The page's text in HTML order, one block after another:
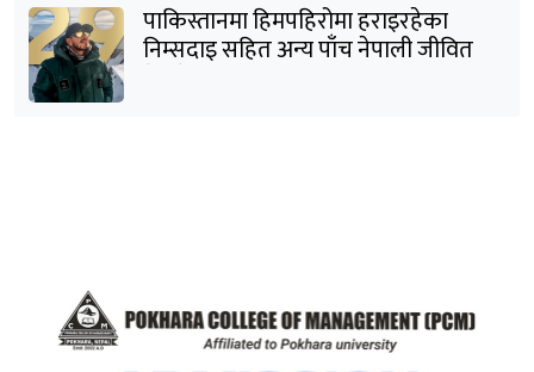
पाकिस्तानमा हिमपहिरोमा हराइरहेका
निम्सदाइ सहित अन्य पाँच नेपाली जीवित